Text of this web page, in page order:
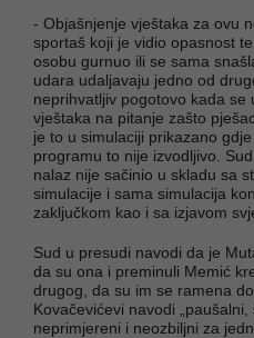
- Objašnjenje vještaka za ovu
sportaš koji je vidio opasnost
osobu gurnuo ili se sama
udara udaljavaju jedno od
neprihvatljiv pogotovo kada se
vještaka na pitanje zašto
je to u simulaciji prikazano
programu to nije izvodljivo.
nalaz nije sačinio u skladu sa
simulacije i sama simulacija
zaključkom kao i sa izjavom
Sud u presudi navodi da je
da su ona i preminuli Memić
drugog, da su im se ramena
Kovačevićevi navodi
neprimjereni i neozbiljni za